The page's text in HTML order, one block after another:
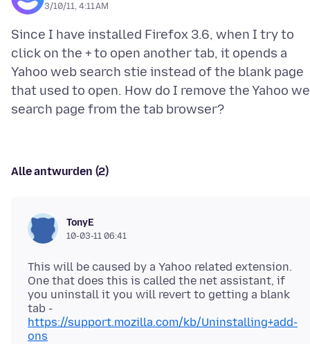
3/10/11, 4:11 AM
Since I have installed Firefox 3.6, when I try to
click on the + to open another tab, it opends a
Yahoo web search stie instead of the blank page
that used to open. How do I remove the Yahoo
Alle antwurden (2)
TonyE
10-03-11 06:41
This will be caused by a Yahoo related extension.
One that does this is called the net assistant, if
you uninstall it you will revert to getting a blank
tab -
https://support.mozilla.com/kb/Uninstalling+add-
ons